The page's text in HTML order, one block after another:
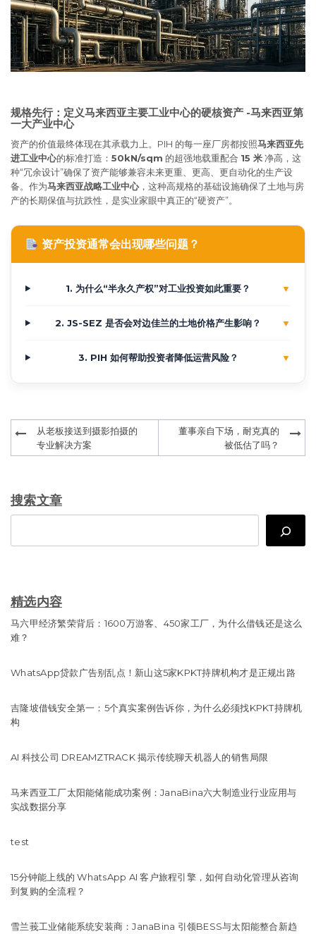
规格先行：定义马来西亚主要工业中心的硬核资产 -马来西亚第
一大产业中心
资产的价值最终体现在其承载力上。PIH 的每一座厂房都按照马来西亚先
进工业中心的标准打造： 50kN/sqm 的超强地载重配合 15 米净高，这
种“冗余设计”确保了资产能够兼容未来更重、更高、更自动化的生产设
备。作为马来西亚战略工业中心，这种高规格的基础设施确保了土地与房
产的长期保值与抗跌性，是实业家眼中真正的“硬资产”。
资产投资通常会出现哪些问题？
1. 为什么“半永久产权”对工业投资如此重要？ ▼
2. JS-SEZ 是否会对边佳兰的土地价格产生影响？ ▼
3. PIH 如何帮助投资者降低运营风险？ ▼
navigation
从老板接送到摄影拍摄的
专业解决方案
董事亲自下场，耐克真的
被低估了吗？
搜索文章
精选内容
马六甲经济繁荣背后：1600万游客、450家工厂，为什么借钱还是这么
难？
WhatsApp贷款广告别乱点！新山这5家KPKT持牌机构才是正规出路
吉隆坡借钱安全第一：5个真实案例告诉你，为什么必须找KPKT持牌机
构
AI 科技公司 DREAMZTRACK 揭示传统聊天机器人的销售局限
马来西亚工厂太阳能储能成功案例：JanaBina六大制造业行业应用与
实战数据分享
test
15分钟能上线的 WhatsApp AI 客户旅程引擎，如何自动化管理从咨询
到复购的全流程？
雪兰莪工业储能系统安装商：JanaBina 引领BESS与太阳能整合新趋